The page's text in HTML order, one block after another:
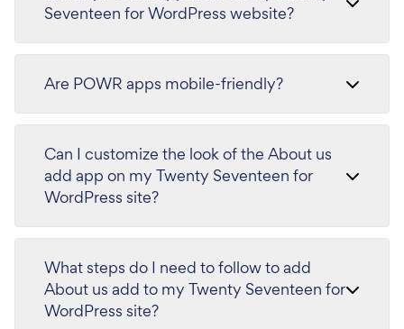
Seventeen for WordPress website?
Are POWR apps mobile-friendly?
Can I customize the look of the About us
add app on my Twenty Seventeen for
WordPress site?
What steps do I need to follow to add
About us add to my Twenty Seventeen for
WordPress site?